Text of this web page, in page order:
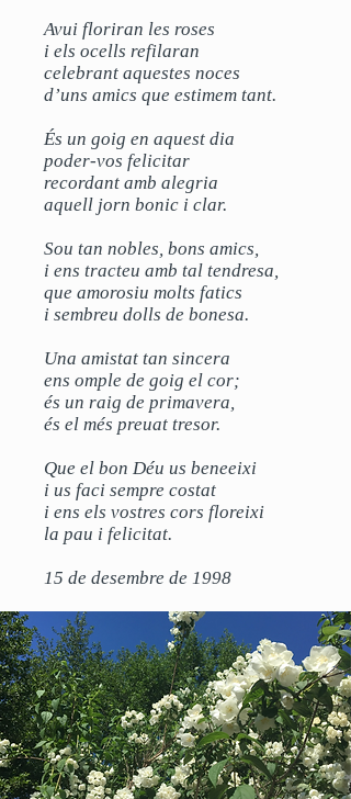
Avui floriran les roses
i els ocells refilaran
celebrant aquestes noces
d’uns amics que estimem tant.
És un goig en aquest dia
poder-vos felicitar
recordant amb alegria
aquell jorn bonic i clar.
Sou tan nobles, bons amics,
i ens tracteu amb tal tendresa,
que amorosiu molts fatics
i sembreu dolls de bonesa.
Una amistat tan sincera
ens omple de goig el cor;
és un raig de primavera,
és el més preuat tresor.
Que el bon Déu us beneeixi
i us faci sempre costat
i ens els vostres cors floreixi
la pau i felicitat.
15 de desembre de 1998